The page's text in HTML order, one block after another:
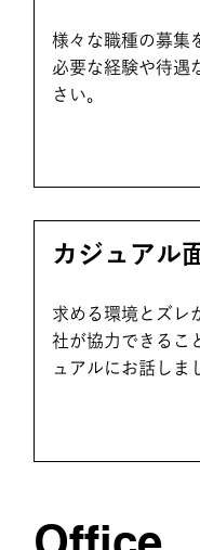
様々な職種の募集
必要な経験や待遇
さい。
カジュアル
求める環境とズレ
社が協力できるこ
ュアルにお話しま